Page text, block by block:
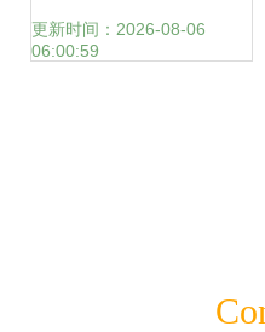
实现飞跃式发展
更新时间：2026-08-06
06:00:59